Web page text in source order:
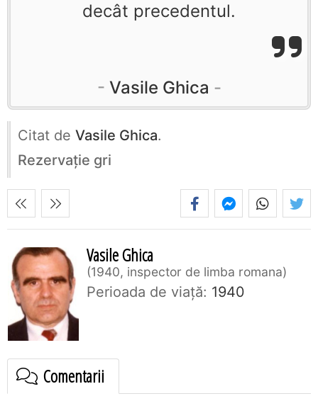
decât precedentul.
Vasile Ghica
Citat de Vasile Ghica.
Rezervaţie gri
Vasile Ghica
1940, inspector de limba romana
Perioada de viaţă: 1940
Comentarii